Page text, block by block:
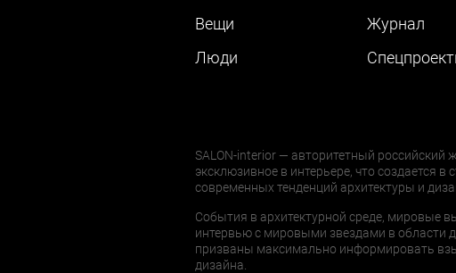
Вещи
Люди
Журнал
SALON-interior — авторитетный российский
эксклюзивное в интерьере, что создается
современных тенденций архитектуры и
События в архитектурной среде, мировые
интервью с мировыми звездами в области
призваны максимально информировать
дизайна.